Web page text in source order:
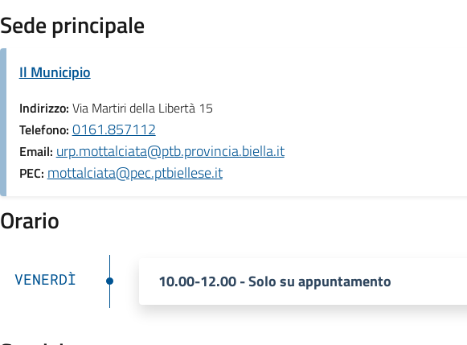
Sede principale
Il Municipio
Indirizzo: Via Martiri della Libertà 15
Telefono: 0161.857112
Email: urp.mottalciata@ptb.provincia.biella.it
PEC: mottalciata@pec.ptbiellese.it
Orario
VENERDÌ 10.00-12.00 - Solo su appuntamento